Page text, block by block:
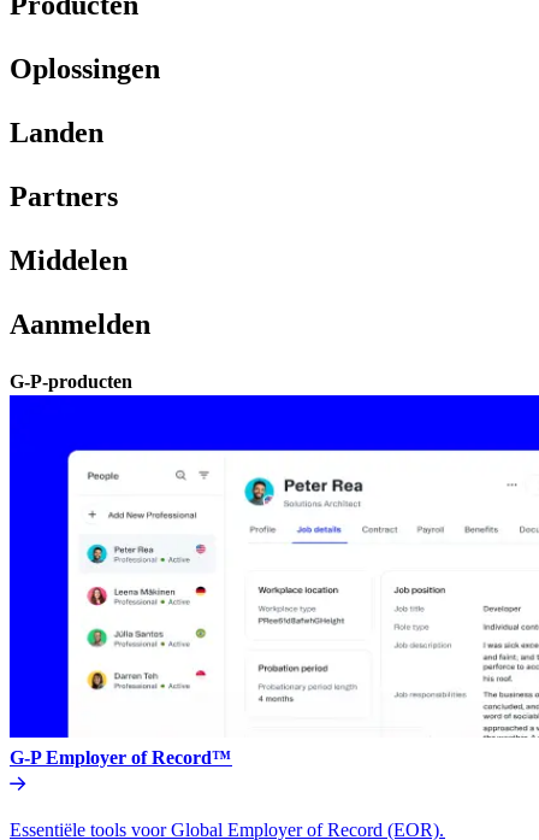
Oplossingen​​
Landen​​
Partners​​
Middelen​​
Aanmelden​​
G-P-producten​​
G-P Employer of Record™​​
Essentiële tools voor Global Employer of Record (EOR).​​